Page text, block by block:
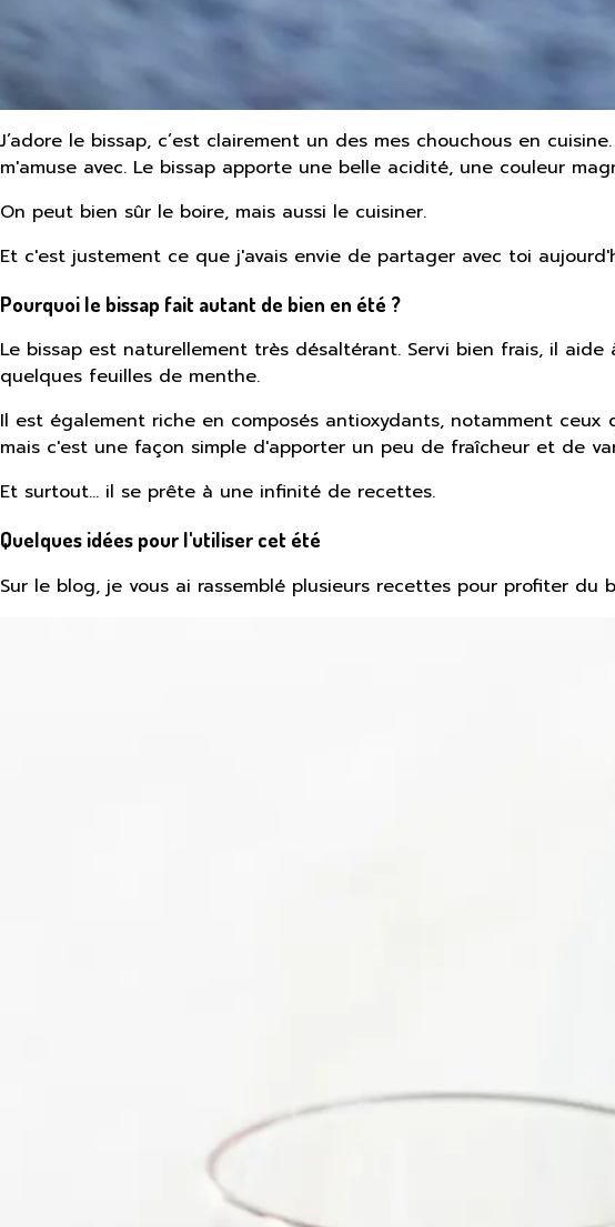
J’adore le bissap, c’est clairement un des mes chouchous en
m'amuse avec. Le bissap apporte une belle acidité, une couleur
On peut bien sûr le boire, mais aussi le cuisiner.
Et c'est justement ce que j'avais envie de partager avec toi
Pourquoi le bissap fait autant de bien en été ?
Le bissap est naturellement très désaltérant. Servi bien frais, il
quelques feuilles de menthe.
Il est également riche en composés antioxydants, notamment
mais c'est une façon simple d'apporter un peu de fraîcheur et de
Et surtout… il se prête à une infinité de recettes.
Quelques idées pour l'utiliser cet été
Sur le blog, je vous ai rassemblé plusieurs recettes pour profiter du